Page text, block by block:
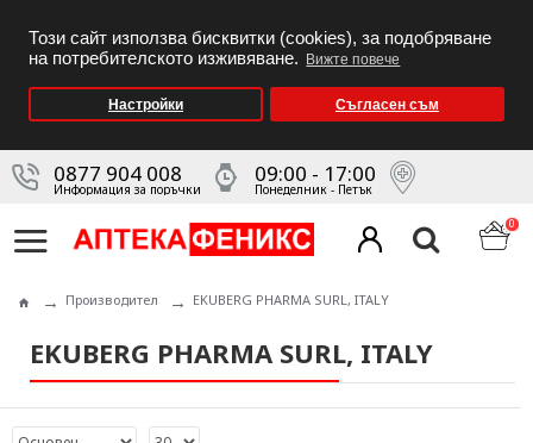
Този сайт използва бисквитки (cookies), за подобряване
на потребителското изживяване.
Вижте повече
Настройки Съгласен съм
0877 904 008
Информация за поръчки
09:00 - 17:00
Понеделник - Петък
0
Производител EKUBERG PHARMA SURL, ITALY
EKUBERG PHARMA SURL, ITALY